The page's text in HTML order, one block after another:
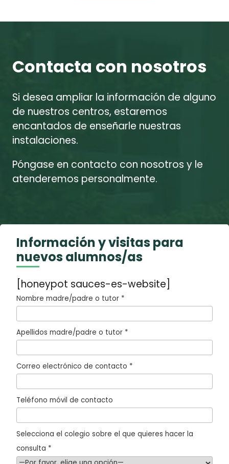
Contacta con nosotros
Si desea ampliar la información de alguno
de nuestros centros, estaremos
encantados de enseñarle nuestras
instalaciones.
Póngase en contacto con nosotros y le
atenderemos personalmente.
Información y visitas para
nuevos alumnos/as
[honeypot sauces-es-website]
Nombre madre/padre o tutor *
Apellidos madre/padre o tutor *
Correo electrónico de contacto *
Teléfono móvil de contacto
Selecciona el colegio sobre el que quieres hacer la
consulta *